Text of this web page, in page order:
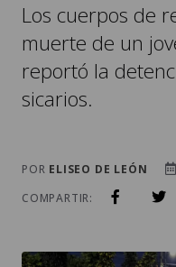
Los cuerpos de
muerte de un
reportó la
sicarios.
POR ELISEO DE LEÓN
COMPARTIR: